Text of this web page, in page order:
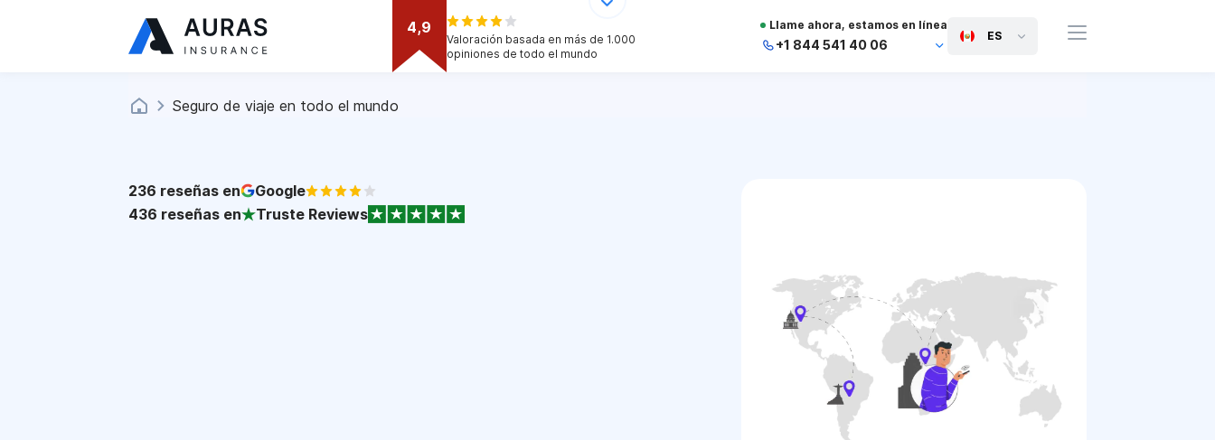
4,9
Valoración basada en más de 1.000
opiniones de todo el mundo
Llame ahora, estamos en línea
+1 844 541 40 06
ES
Seguro de viaje en todo el mundo
236 reseñas en
Google
436 reseñas en Truste Reviews